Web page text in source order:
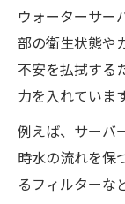
ウォーターサー
部の衛生状態や
不安を払拭する
力を入れています
例えば、サーバ
時水の流れを保
るフィルターな